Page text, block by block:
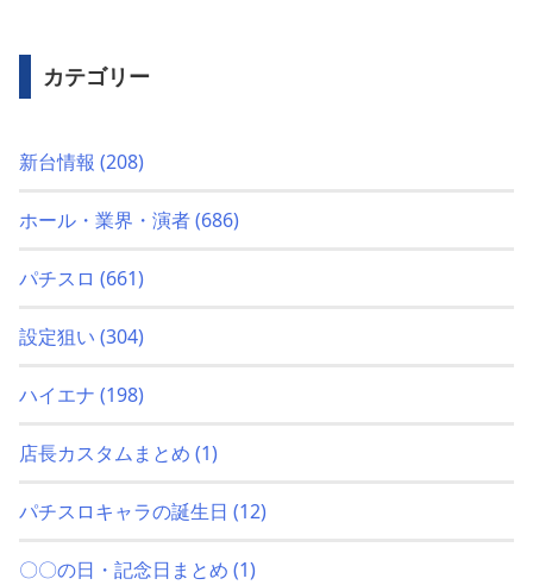
カテゴリー
新台情報 (208)
ホール・業界・演者(686)
パチスロ (661)
設定狙い (304)
ハイエナ (198)
店長カスタムまとめ (1)
パチスロキャラの誕生日 (12)
〇〇の日・記念日まとめ (1)